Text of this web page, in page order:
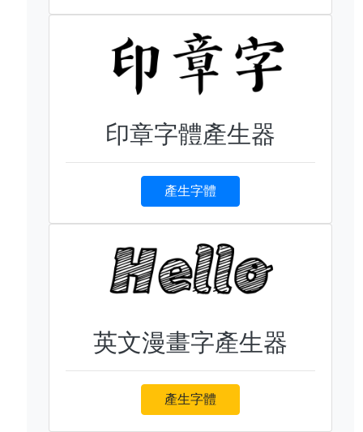
印章字體產生器
產生字體
英文漫畫字產生器
產生字體